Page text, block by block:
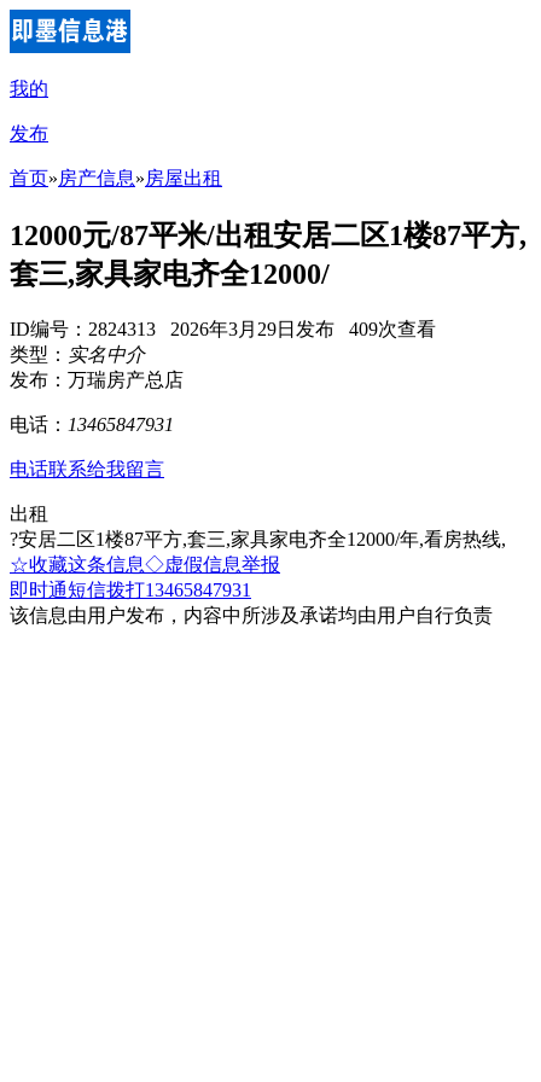
我的
发布
首页»房产信息»房屋出租
12000元/87平米/出租安居二区1楼87平方,
套三,家具家电齐全12000/
ID编号：2824313 2026年3月29日发布 409次查看
类型： 实名中介
发布：万瑞房产总店
电话： 13465847931
电话联系给我留言
出租
?安居二区1楼87平方,套三,家具家电齐全12000/年,看房热线,
☆收藏这条信息◇虚假信息举报
即时通短信拨打13465847931
该信息由用户发布，内容中所涉及承诺均由用户自行负责